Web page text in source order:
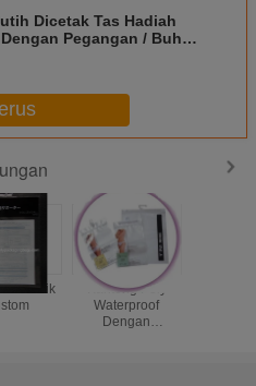
Dicetak Tas Hadiah
Pegangan / Buhul
Plastik
Kantong Poly
Waterproof
Dengan